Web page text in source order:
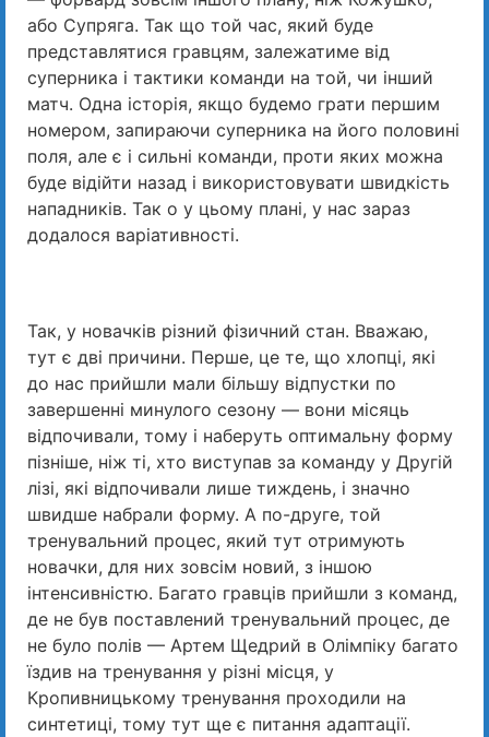
або Супряга. Так що той час, який буде
представлятися гравцям, залежатиме від
суперника і тактики команди на той, чи інший
матч. Одна історія, якщо будемо грати першим
номером, запираючи суперника на його половині
поля, але є і сильні команди, проти яких можна
буде відійти назад і використовувати швидкість
нападників. Так о у цьому плані, у нас зараз
додалося варіативності.
Так, у новачків різний фізичний стан. Вважаю,
тут є дві причини. Перше, це те, що хлопці, які
до нас прийшли мали більшу відпустки по
завершенні минулого сезону — вони місяць
відпочивали, тому і наберуть оптимальну форму
пізніше, ніж ті, хто виступав за команду у Другій
лізі, які відпочивали лише тиждень, і значно
швидше набрали форму. А по-друге, той
тренувальний процес, який тут отримують
новачки, для них зовсім новий, з іншою
інтенсивністю. Багато гравців прийшли з команд,
де не був поставлений тренувальний процес, де
не було полів — Артем Щедрий в Олімпіку багато
їздив на тренування у різні місця, у
Кропивницькому тренування проходили на
синтетиці, тому тут ще є питання адаптації.